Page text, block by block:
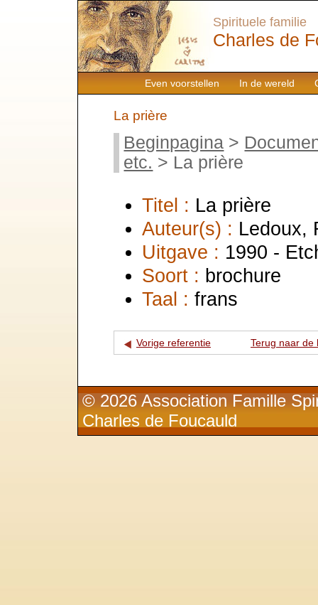
Even voorstellen In de wereld
Spirituele familie
Charles de
La prière
Beginpagina >
etc. > La prière
Titel : La prière
Auteur(s) : Ledoux,
Uitgave : 1990 -
Soort : brochure
Taal : frans
Vorige referentie Terug naar de
© 2026 Association Famille
Charles de Foucauld